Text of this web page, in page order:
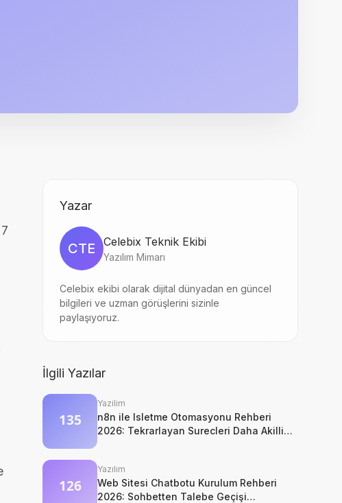
Yazar
CTE Celebix Teknik Ekibi
Yazılım Mimarı
Celebix ekibi olarak dijital dünyadan en güncel
bilgileri ve uzman görüşlerini sizinle
paylaşıyoruz.
İlgili Yazılar
Yazilim
n8n ile Isletme Otomasyonu Rehberi
2026: Tekrarlayan Surecleri Daha Akilli
Yonetin
Yazılım
Web Sitesi Chatbotu Kurulum Rehberi
2026: Sohbetten Talebe Geçişi